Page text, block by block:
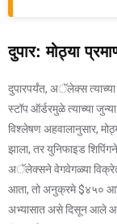
दुपार: मोठ्या
दुपारपर्यंत, अॅलेक्स त्याच्या
स्टॉप ऑर्डरमुळे त्याच्या
विश्लेषण अहवालानुसार,
झाला, तर युनिफाइड
अॅलेक्सने वेगवेगळ्या
आता, तो अनुक्रमे $४५०
अभ्यासात असे दिसून आले आहे